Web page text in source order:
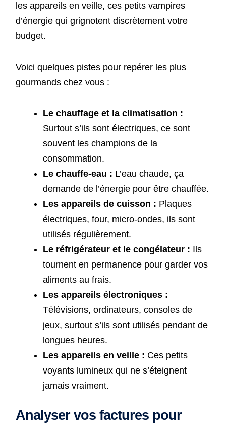
les appareils en veille, ces petits vampires
d’énergie qui grignotent discrètement votre
budget.
Voici quelques pistes pour repérer les plus
gourmands chez vous :
Le chauffage et la climatisation :
Surtout s’ils sont électriques, ce sont
souvent les champions de la
consommation.
Le chauffe-eau : L’eau chaude, ça
demande de l’énergie pour être chauffée.
Les appareils de cuisson : Plaques
électriques, four, micro-ondes, ils sont
utilisés régulièrement.
Le réfrigérateur et le congélateur : Ils
tournent en permanence pour garder vos
aliments au frais.
Les appareils électroniques :
Télévisions, ordinateurs, consoles de
jeux, surtout s’ils sont utilisés pendant de
longues heures.
Les appareils en veille : Ces petits
voyants lumineux qui ne s’éteignent
jamais vraiment.
Analyser vos factures pour